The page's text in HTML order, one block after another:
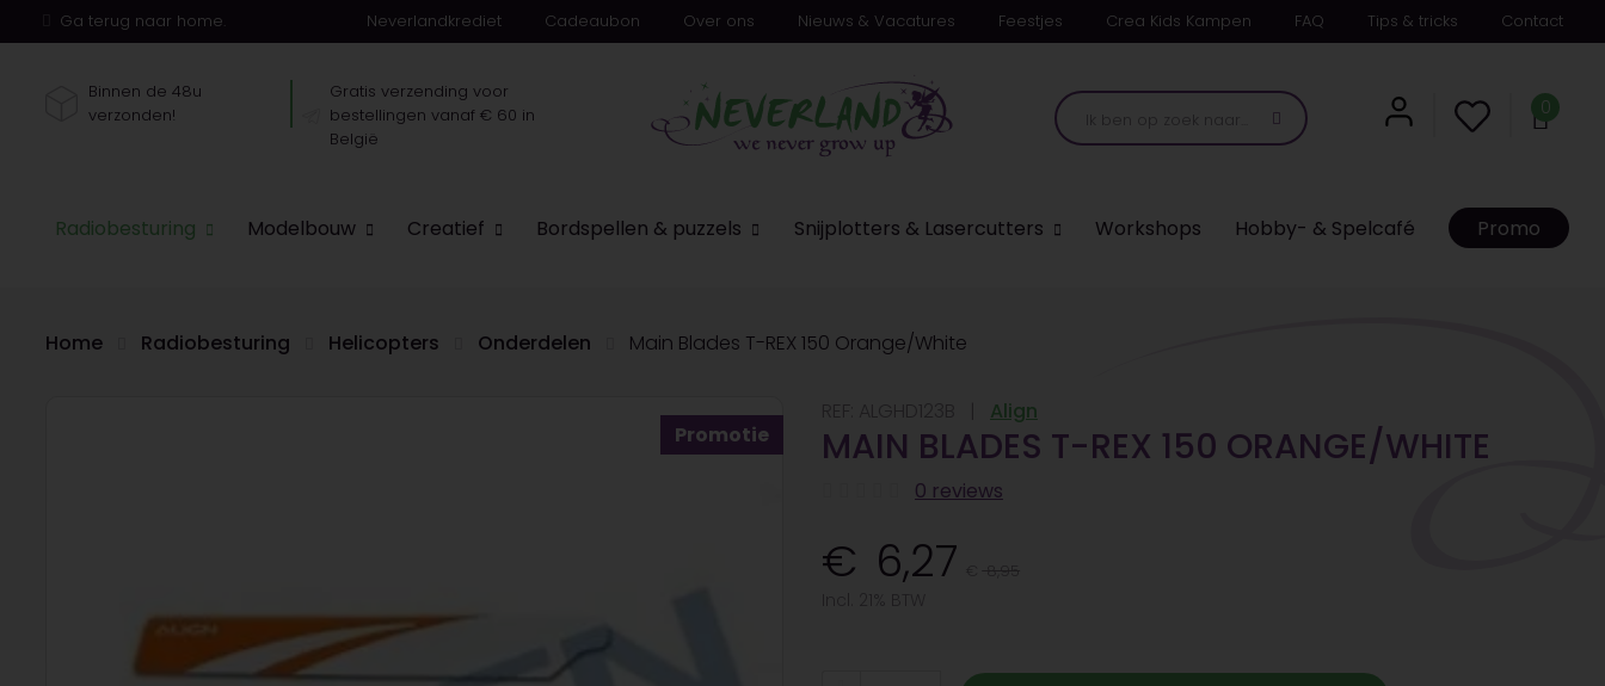
Ga terug naar home. Neverlandkrediet Cadeaubon Over ons Nieuws & Vacatures Feestjes Crea Kids Kampen FAQ Tips & tricks Contact
Binnen de 48u
verzonden!
Gratis verzending voor
bestellingen vanaf € 60 in
België
0
Radiobesturing Modelbouw Creatief Bordspellen & puzzels Snijplotters & Lasercutters Workshops Hobby- & Spelcafé Promo
Home Radiobesturing Helicopters Onderdelen Main Blades T-REX 150 Orange/White
Align
MAIN BLADES T-REX 150 ORANGE/WHITE
0 reviews
6,27
Promotie